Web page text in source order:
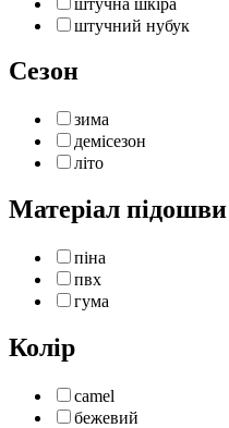
штучний нубук
Сезон
зима
демісезон
літо
Матеріал підошви
піна
пвх
гума
Колір
camel
бежевий